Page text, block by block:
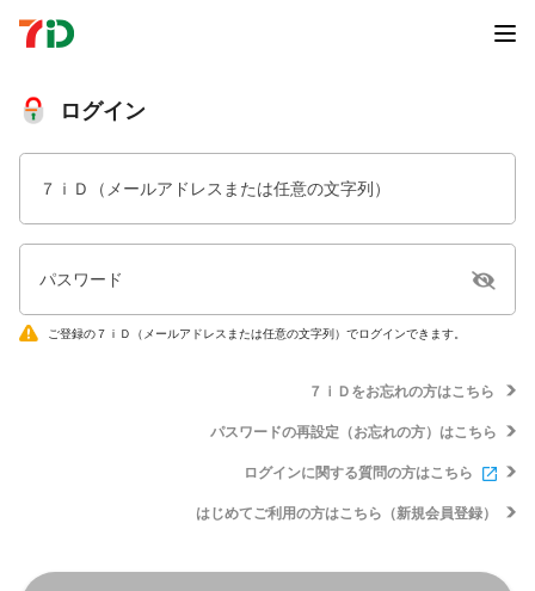
ログイン
７ｉＤ（メールアドレスまたは任意の文字列）
パスワード
ご登録の７ｉＤ（メールアドレスまたは任意の文字列）でログインできます。
７ｉＤをお忘れの方はこちら
パスワードの再設定（お忘れの方）はこちら
ログインに関する質問の方はこちら
はじめてご利用の方はこちら（新規会員登録）